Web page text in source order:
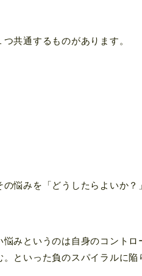
共通するものがあります。
悩みを「どうしたらよいか？
悩みというのは自身のコント
といった負のスパイラルに陥